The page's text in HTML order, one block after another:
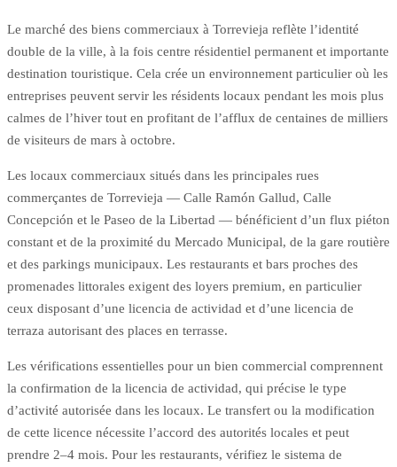
Le marché des biens commerciaux à Torrevieja reflète l’identité
double de la ville, à la fois centre résidentiel permanent et importante
destination touristique. Cela crée un environnement particulier où les
entreprises peuvent servir les résidents locaux pendant les mois plus
calmes de l’hiver tout en profitant de l’afflux de centaines de milliers
de visiteurs de mars à octobre.
Les locaux commerciaux situés dans les principales rues
commerçantes de Torrevieja — Calle Ramón Gallud, Calle
Concepción et le Paseo de la Libertad — bénéficient d’un flux piéton
constant et de la proximité du Mercado Municipal, de la gare routière
et des parkings municipaux. Les restaurants et bars proches des
promenades littorales exigent des loyers premium, en particulier
ceux disposant d’une licencia de actividad et d’une licencia de
terraza autorisant des places en terrasse.
Les vérifications essentielles pour un bien commercial comprennent
la confirmation de la licencia de actividad, qui précise le type
d’activité autorisée dans les locaux. Le transfert ou la modification
de cette licence nécessite l’accord des autorités locales et peut
prendre 2–4 mois. Pour les restaurants, vérifiez le sistema de